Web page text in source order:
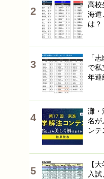
高校
海道
は？
「
で
年連
灘・
名が
ン
【
入